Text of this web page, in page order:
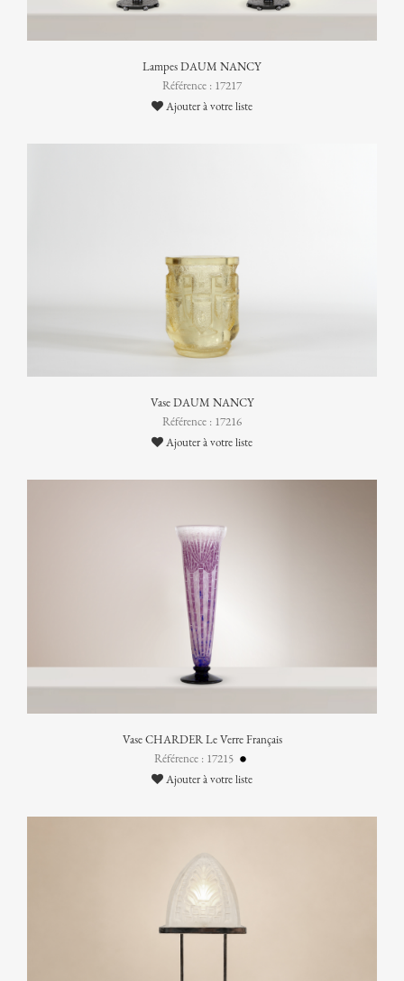
Lampes DAUM NANCY
Référence : 17217
Ajouter à votre liste
Vase DAUM NANCY
Référence : 17216
Ajouter à votre liste
Vase CHARDER Le Verre Français
Référence : 17215
Ajouter à votre liste